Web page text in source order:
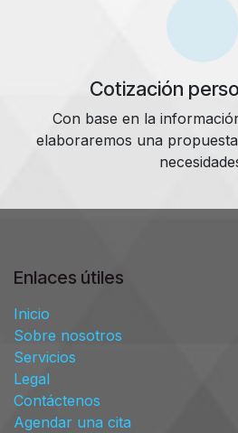
Cotización
Con base en la
elaboraremos una
Enlaces útiles
Inicio
Sobre nosotros
Servicios
Legal
Contáctenos
Agendar una cita